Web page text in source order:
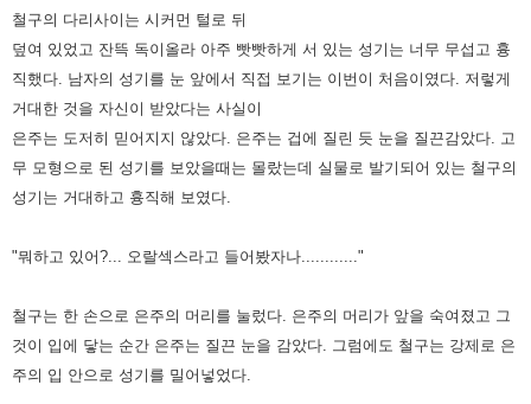
철구의 다리사이는 시커먼 털로 뒤
덮여 있었고 잔뜩 독이올라 아주 빳빳하게 서 있는 성기는 너무 무섭고 흉
직했다. 남자의 성기를 눈 앞에서 직접 보기는 이번이 처음이였다. 저렇게
거대한 것을 자신이 받았다는 사실이
은주는 도저히 믿어지지 않았다. 은주는 겁에 질린 듯 눈을 질끈감았다. 고
무 모형으로 된 성기를 보았을때는 몰랐는데 실물로 발기되어 있는 철구의
성기는 거대하고 흉직해 보였다.
"뭐하고 있어?... 오랄섹스라고 들어봤자나............"
철구는 한 손으로 은주의 머리를 눌렀다. 은주의 머리가 앞을 숙여졌고 그
것이 입에 닿는 순간 은주는 질끈 눈을 감았다. 그럼에도 철구는 강제로 은
주의 입 안으로 성기를 밀어넣었다.